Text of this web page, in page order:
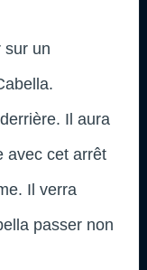
sur un
Il aura
avec cet arrêt
Il verra
passer non